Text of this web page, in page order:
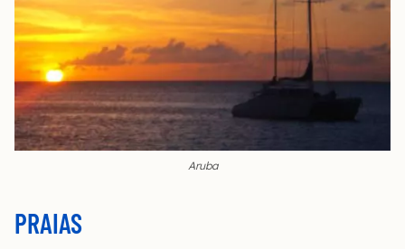
Aruba
PRAIAS